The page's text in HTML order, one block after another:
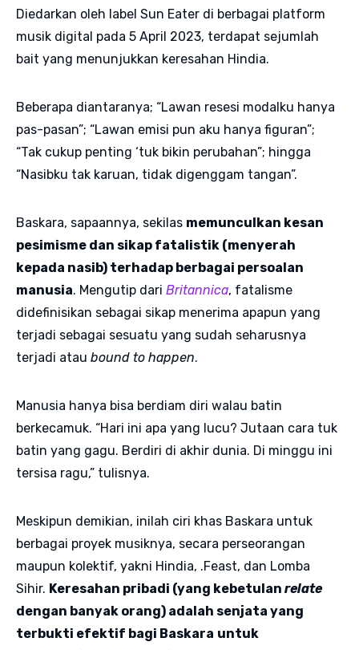
Diedarkan oleh label Sun Eater di berbagai platform
musik digital pada 5 April 2023, terdapat sejumlah
bait yang menunjukkan keresahan Hindia.
Beberapa diantaranya; “Lawan resesi modalku hanya
pas-pasan”; “Lawan emisi pun aku hanya figuran”;
“Tak cukup penting ‘tuk bikin perubahan”; hingga
“Nasibku tak karuan, tidak digenggam tangan”.
Baskara, sapaannya, sekilas memunculkan kesan
pesimisme dan sikap fatalistik (menyerah
kepada nasib) terhadap berbagai persoalan
manusia. Mengutip dari Britannica, fatalisme
didefinisikan sebagai sikap menerima apapun yang
terjadi sebagai sesuatu yang sudah seharusnya
terjadi atau bound to happen.
Manusia hanya bisa berdiam diri walau batin
berkecamuk. “Hari ini apa yang lucu? Jutaan cara tuk
batin yang gagu. Berdiri di akhir dunia. Di minggu ini
tersisa ragu,” tulisnya.
Meskipun demikian, inilah ciri khas Baskara untuk
berbagai proyek musiknya, secara perseorangan
maupun kolektif, yakni Hindia, .Feast, dan Lomba
Sihir. Keresahan pribadi (yang kebetulan relate
dengan banyak orang) adalah senjata yang
terbukti efektif bagi Baskara untuk